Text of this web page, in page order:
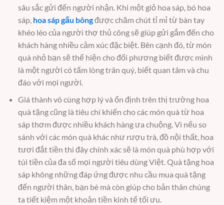
sâu sắc gửi đến người nhận. Khi một giỏ hoa sáp, bó hoa
sáp, hoa sáp gấu bôngđược chăm chút tỉ mỉ từ bàn tay
khéo léo của người thợ thủ công sẽ giúp gửi gắm đến cho
khách hàng nhiều cảm xúc đặc biệt. Bên cạnh đó, từ món
quà nhỏ bạn sẽ thể hiện cho đối phương biết được mình
là một người có tấm lòng trân quý, biết quan tâm và chu
đáo với mọi người.
Giá thành vô cùng hợp lý và ổn định trên thị trường hoa
quà tặng cũng là tiêu chí khiến cho các món quà từ hoa
sáp thơm được nhiều khách hàng ưa chuộng. Vì nếu so
sánh với các món quà khác như rượu trà, đồ nội thất, hoa
tươi đắt tiền thì đây chính xác sẽ là món quà phù hợp với
túi tiền của đa số mọi người tiêu dùng Việt. Quà tặng hoa
sáp không những đáp ứng được nhu cầu mua quà tặng
đến người thân, bạn bè mà còn giúp cho bản thân chúng
ta tiết kiệm một khoản tiền kinh tế tối ưu.